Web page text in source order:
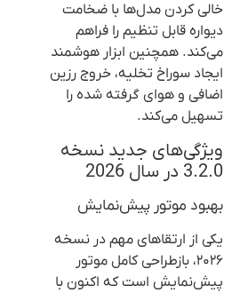
خالی کردن مدل‌ها با ضخامت
دیواره قابل تنظیم را فراهم
می‌کند. همچنین ابزار هوشمند
ایجاد سوراخ تخلیه، خروج رزین
اضافی و هوای گرفته شده را
تسهیل می‌کند.
ویژگی‌های جدید نسخه
3.2.0 در سال 2026
بهبود موتور پیش‌نمایش
یکی از ارتقاهای مهم در نسخه
۲۰۲۶، بازطراحی کامل موتور
پیش‌نمایش است که اکنون با